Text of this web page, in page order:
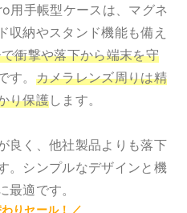
用手帳型ケースは、マグネ
収納やスタンド機能も備え
衝撃や落下から端末を守
す。 カメラレンズ周りは精
り保護します。
良く、他社製品よりも落下
。シンプルなデザインと機
適です。